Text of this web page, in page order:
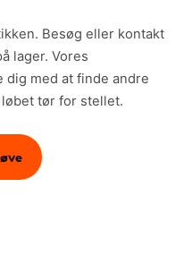
Besøg eller kontakt
lager. Vores
med at finde andre
tør for stellet.